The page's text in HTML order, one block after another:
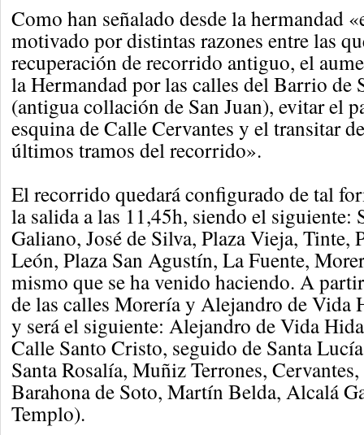
Como han señalado desde la hermandad
motivado por distintas razones entre las
recuperación de recorrido antiguo, el
la Hermandad por las calles del Barrio de
(antigua collación de San Juan), evitar el
esquina de Calle Cervantes y el transitar
últimos tramos del recorrido».
El recorrido quedará configurado de tal
la salida a las 11,45h, siendo el siguiente:
Galiano, José de Silva, Plaza Vieja, Tinte,
León, Plaza San Agustín, La Fuente,
mismo que se ha venido haciendo. A
de las calles Morería y Alejandro de Vida
y será el siguiente: Alejandro de Vida
Calle Santo Cristo, seguido de Santa
Santa Rosalía, Muñiz Terrones,
Barahona de Soto, Martín Belda, Alcalá
Templo).